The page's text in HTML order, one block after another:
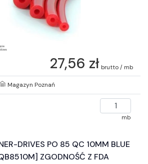
27,56 zł brutto / mb
Magazyn Poznań
mb
DRIVES PO 85 QC 10MM BLUE
ZGODNOŚĆ Z FDA